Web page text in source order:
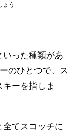
う
った種類があ
のひとつで、ス
ーを指しま
てスコッチに